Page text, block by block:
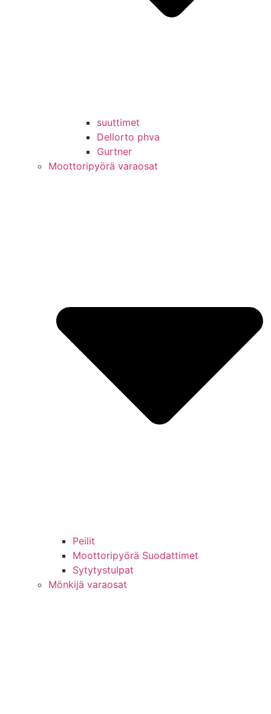
suuttimet
Dellorto phva
Gurtner
Moottoripyörä varaosat
Peilit
Moottoripyörä Suodattimet
Sytytystulpat
Mönkijä varaosat